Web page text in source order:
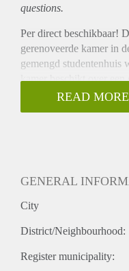
questions.
Per direct beschikbaar!
gerenoveerde kamer in
gemengd studentenhuis
kamer beschikt over een
kan er gebruik worden
grote keuken. De grote
• Gemeenschappelijke
huisgenoten
• Badkamer gedeeld met 4
• Energielabel A++
• Dichtbij centrum,
READ
GENERAL
City
District/Neighbourhood:
Register municipality: